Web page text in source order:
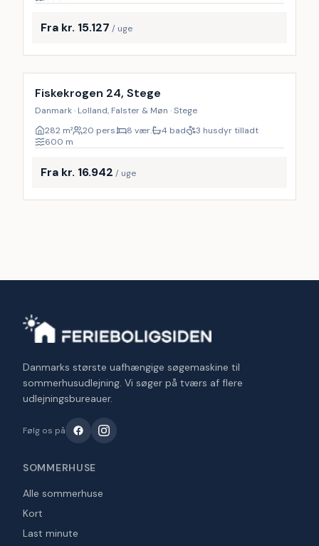
Fra kr. 15.127 / uge
Inkl. rengøring
Fiskekrogen 24, Stege
Danmark · Lolland, Falster & Møn · Stege
282 m² 20 pers. 8 vær. 4 bad
3 husdyr tilladt
600 m
Fra kr. 16.942 / uge
Danmarks største uafhængige søgemaskine til
sommerhusudlejning. Vi søger på tværs af flere
udlejningsbureauer.
Følg os på
SOMMERHUSE
Alle sommerhuse
Kort
Last minute